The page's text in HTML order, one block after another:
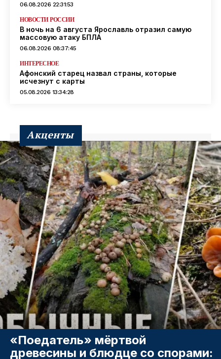
06.08.2026 22:31:53
НОВОСТИ РОССИИ
В ночь на 6 августа Ярославль отразил самую
массовую атаку БПЛА
06.08.2026 08:37:45
ИНТЕРЕСНОЕ
Афонский старец назвал страны, которые
исчезнут с карты
05.08.2026 13:34:28
Акценты
«Поедатель» мёртвой
древесины и блюдце со спорами: